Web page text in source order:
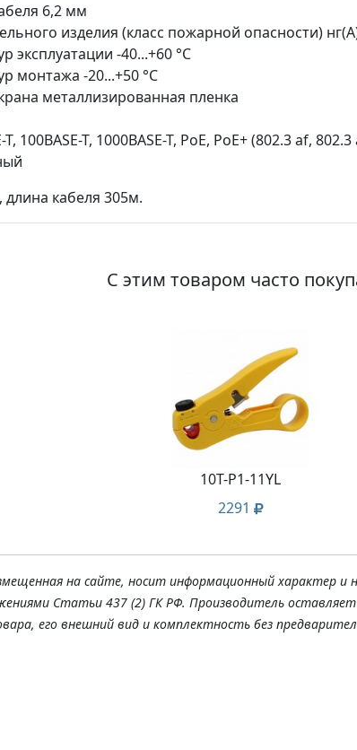
6,2 мм
изделия (класс пожарной опасности)
эксплуатации -40...+60 °C
монтажа -20...+50 °C
металлизированная пленка
100BASE-T, 1000BASE-T, PoE, PoE+ (802.3 af, 802.3
длина кабеля 305м.
С этим товаром часто
10T-P1-11YL
2291
на сайте, носит информационный характер и
Статьи 437 (2) ГК РФ. Производитель
его внешний вид и комплектность без